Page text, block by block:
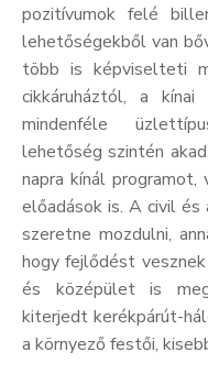
pozitívumok felé
lehetőségekből van
több is képviselteti
cikkáruháztól, a
mindenféle
lehetőség szintén
napra kínál programot,
előadások is. A civil
szeretne mozdulni,
hogy fejlődést
és középület is
kiterjedt kerékpárút-
a környező festői,